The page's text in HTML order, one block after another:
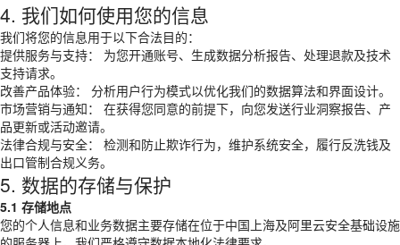
4. 我们如何使用您的信息
我们将您的信息用于以下合法目的：
提供服务与支持： 为您开通账号、生成数据分析报告、处理退款及技术
支持请求。
改善产品体验： 分析用户行为模式以优化我们的数据算法和界面设计。
市场营销与通知： 在获得您同意的前提下，向您发送行业洞察报告、产
品更新或活动邀请。
法律合规与安全： 检测和防止欺诈行为，维护系统安全，履行反洗钱及
出口管制合规义务。
5. 数据的存储与保护
5.1 存储地点
您的个人信息和业务数据主要存储在位于中国上海及阿里云安全基础设施